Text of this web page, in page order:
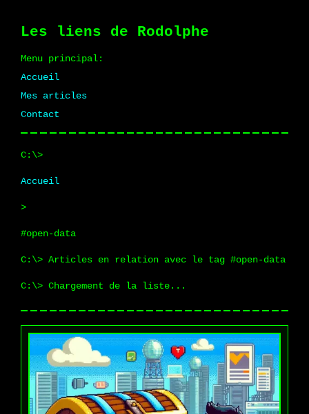
Les liens de Rodolphe
Menu principal:
Accueil
Mes articles
Contact
Accueil
>
#open-data
Articles en relation avec le tag #open-data
Chargement de la liste...